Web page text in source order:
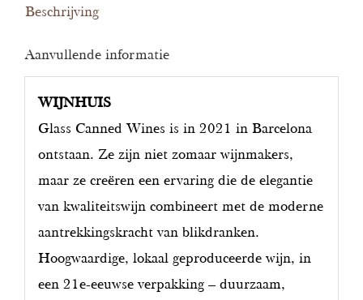
Beschrijving
Aanvullende informatie
WIJNHUIS
Glass Canned Wines is in 2021 in Barcelona
ontstaan. Ze zijn niet zomaar wijnmakers,
maar ze creëren een ervaring die de elegantie
van kwaliteitswijn combineert met de moderne
aantrekkingskracht van blikdranken.
Hoogwaardige, lokaal geproduceerde wijn, in
een 21e-eeuwse verpakking – duurzaam,